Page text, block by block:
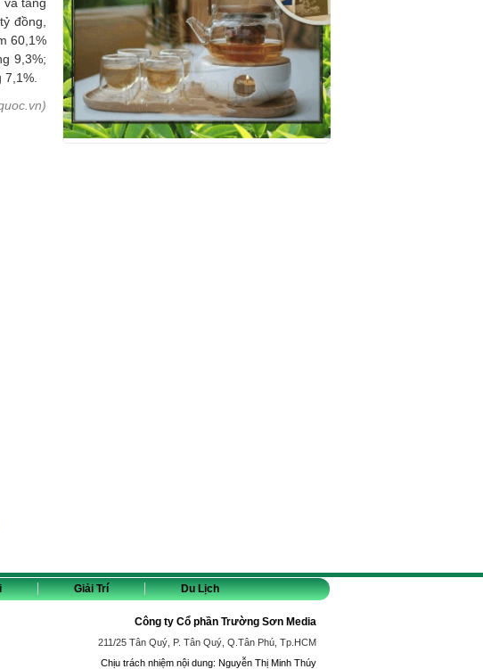
đồng,
60,1%
9,3%;
Giải Trí Du Lịch
Công ty Cổ phần Trường Sơn Media
211/25 Tân Quý, P. Tân Quý, Q.Tân Phú, Tp.HCM
Chịu trách nhiệm nội dung: Nguyễn Thị Minh Thúy